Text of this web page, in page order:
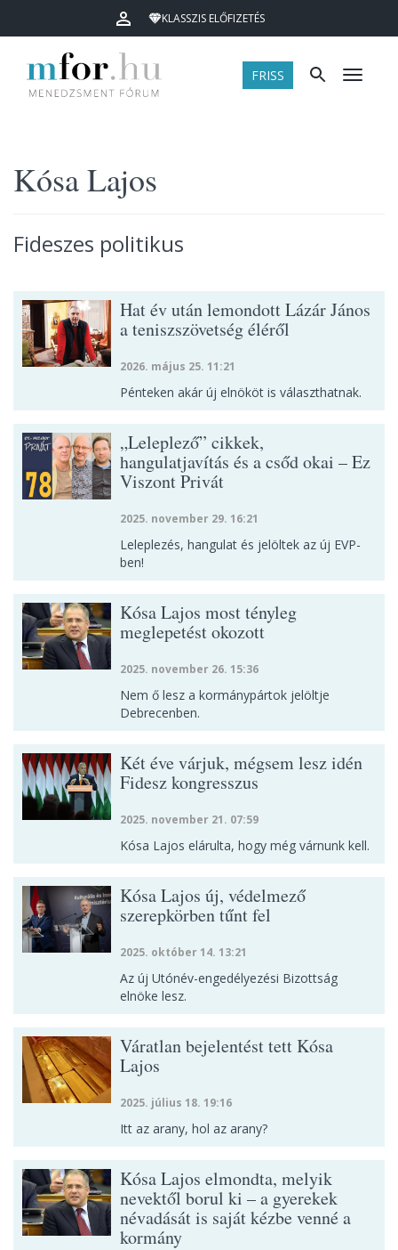
KLASSZIS ELŐFIZETÉS
FRISS Menü
Kósa Lajos
Fideszes politikus
Hat év után lemondott Lázár János
a teniszszövetség éléről
2026. május 25. 11:21
Pénteken akár új elnököt is választhatnak.
„Leleplező” cikkek,
hangulatjavítás és a csőd okai – Ez
Viszont Privát
2025. november 29. 16:21
Leleplezés, hangulat és jelöltek az új EVP-
ben!
Kósa Lajos most tényleg
meglepetést okozott
2025. november 26. 15:36
Nem ő lesz a kormánypártok jelöltje
Debrecenben.
Két éve várjuk, mégsem lesz idén
Fidesz kongresszus
2025. november 21. 07:59
Kósa Lajos elárulta, hogy még várnunk kell.
Kósa Lajos új, védelmező
szerepkörben tűnt fel
2025. október 14. 13:21
Az új Utónév-engedélyezési Bizottság
elnöke lesz.
Váratlan bejelentést tett Kósa
Lajos
2025. július 18. 19:16
Itt az arany, hol az arany?
Kósa Lajos elmondta, melyik
nevektől borul ki – a gyerekek
névadását is saját kézbe venné a
kormány